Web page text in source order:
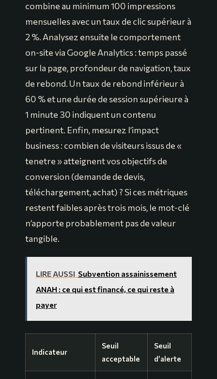
combine au minimum 100 impressions
mensuelles avec un taux de clic supérieur à
2 %. Analysez ensuite le comportement
on-site via Google Analytics : temps passé
sur la page, profondeur de navigation, taux
de rebond. Un taux de rebond inférieur à
60 % et une durée de session supérieure à
1 minute 30 indiquent un contenu
pertinent. Enfin, mesurez l’impact
business : combien de visiteurs issus de «
tenetre » atteignent vos objectifs de
conversion (demande de devis,
téléchargement, achat) ? Si ces métriques
restent faibles après trois mois, le mot-clé
n’apporte probablement pas de valeur
tangible.
LIRE AUSSI Subvention assainissement
ANAH : ce qui est financé, ce qui reste à
payer
Indicateur
Seuil
acceptable
Seuil
d’alerte